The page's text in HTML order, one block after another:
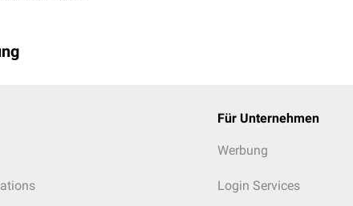
Für Unternehmen
Werbung
Login Services